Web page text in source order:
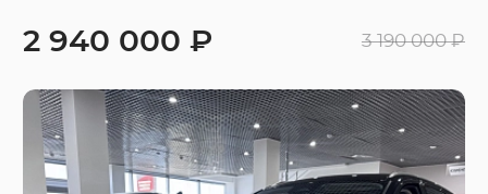
2 940 000 ₽ 3 190 000 ₽